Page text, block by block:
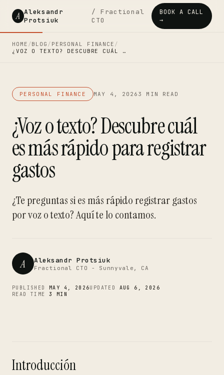
A Aleksandr
Protsiuk
/ Fractional
CTO
BOOK A CALL
→
HOME /BLOG / PERSONAL FINANCE /
¿VOZ O TEXTO? DESCUBRE CUÁL …
PERSONAL FINANCE MAY 4, 2026 3 MIN READ
¿Voz o texto? Descubre cuál
es más rápido para registrar
gastos
¿Te preguntas si es más rápido registrar gastos
por voz o texto? Aquí te lo contamos.
A Aleksandr Protsiuk
Fractional CTO - Sunnyvale, CA
PUBLISHED MAY 4, 2026UPDATED AUG 6, 2026
READ TIME 3 MIN
Introducción